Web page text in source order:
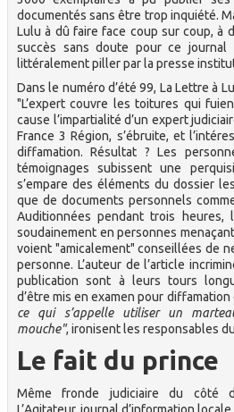
documentés sans être trop inquiété.
Lulu à dû faire face coup sur coup, à
succès sans doute pour ce journal
littéralement piller par la presse
Dans le numéro d’été 99, La Lettre à
"L’expert couvre les toitures qui
cause l’impartialité d’un expert
France 3 Région, s’ébruite, et
diffamation. Résultat ? Les
témoignages subissent une
s’empare des éléments du dossier
que de documents personnels
Auditionnées pendant trois heures,
soudainement en personnes
voient "amicalement" conseillées de
personne. L’auteur de l’article
publication sont à leurs tours
d’être mis en examen pour
ce qui s’appelle utiliser un
mouche", ironisent les responsables
Le fait du prince
Même fronde judiciaire du côté